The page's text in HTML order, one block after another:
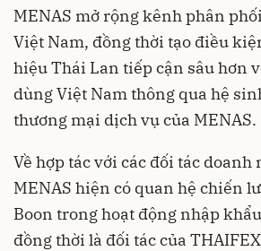
MENAS mở rộng kênh phân
Việt Nam, đồng thời tạo điều
hiệu Thái Lan tiếp cận sâu hơn
dùng Việt Nam thông qua hệ
thương mại dịch vụ của MENAS.
Về hợp tác với các đối tác
MENAS hiện có quan hệ chiến
Boon trong hoạt động nhập
đồng thời là đối tác của THAIFEX